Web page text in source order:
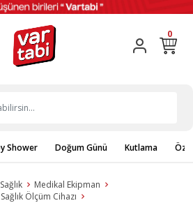
0
Shower Doğum Günü Kutlama
Sağlık
Medikal Ekipman
Ölçüm Cihazı